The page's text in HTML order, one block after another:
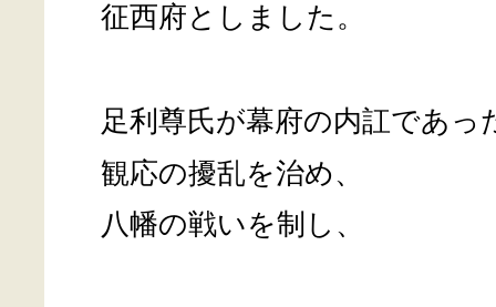
征西府としました。
足利尊氏が幕府の内訌であっ
観応の擾乱を治め、
八幡の戦いを制し、